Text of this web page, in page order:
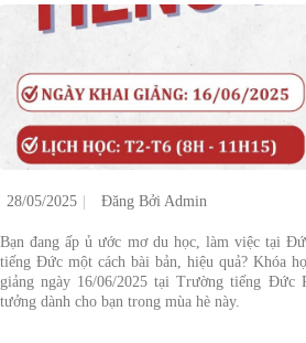
28/05/2025 Đăng Bởi Admin
Bạn đang ấp ủ ước mơ du học, làm việc tại
tiếng Đức một cách bài bản, hiệu quả? Khóa
giảng ngày 16/06/2025 tạiTrường tiếng Đức
tưởng dành cho bạn trong mùa hè này.